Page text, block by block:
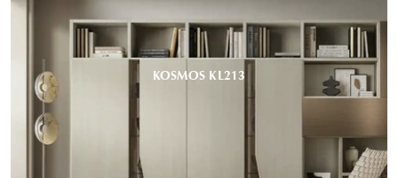
KOSMOS KL213